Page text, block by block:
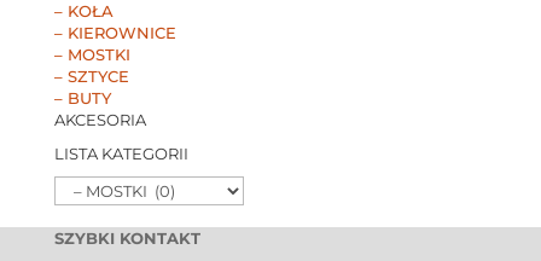
– KOŁA
– KIEROWNICE
– MOSTKI
– SZTYCE
– BUTY
AKCESORIA
LISTA KATEGORII
SZYBKI KONTAKT